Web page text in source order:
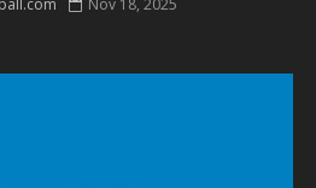
Nov 18, 2025